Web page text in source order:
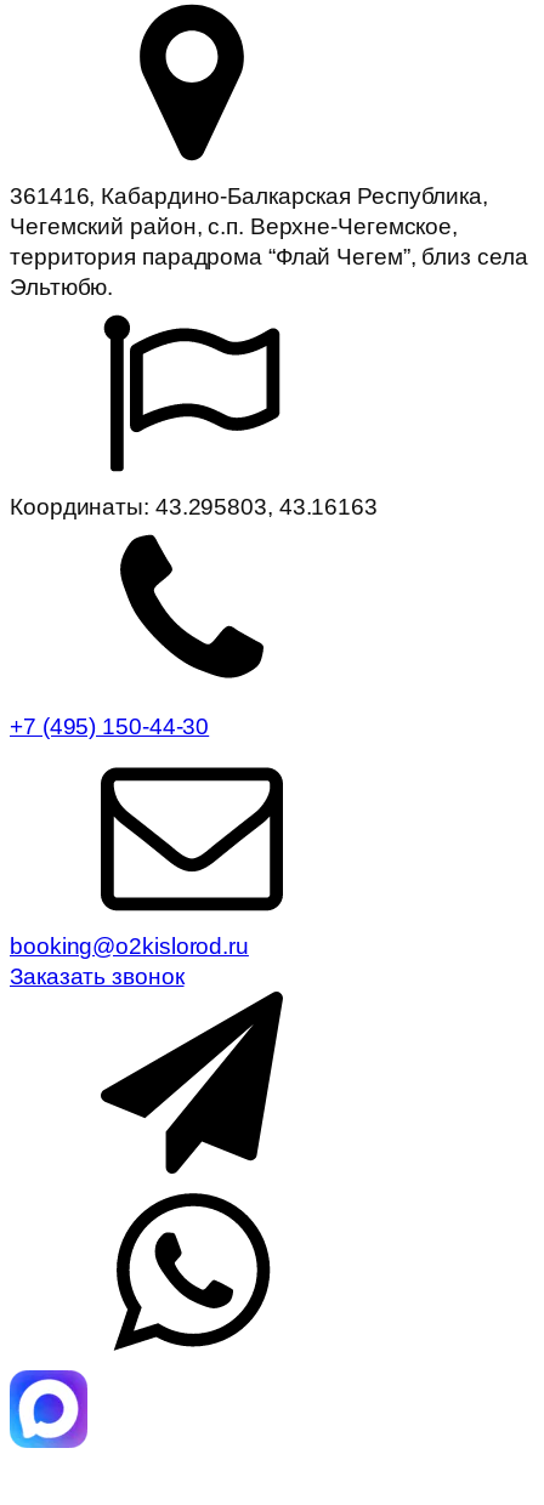
361416, Кабардино-Балкарская Республика,
Чегемский район, с.п. Верхне-Чегемское,
территория парадрома “Флай Чегем”, близ села
Эльтюбю.
Координаты: 43.295803, 43.16163
+7 (495) 150-44-30
booking@o2kislorod.ru
Заказать звонок